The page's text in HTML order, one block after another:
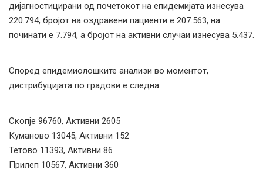
дијагностицирани од почетокот на епидемијата изнесува
220.794, бројот на оздравени пациенти е 207.563, на
починати е 7.794, а бројот на активни случаи изнесува 5.437.
Според епидемиолошките анализи во моментот,
дистрибуцијата по градови е следна:
Скопје 96760, Активни 2605
Куманово 13045, Активни 152
Тетово 11393, Активни 86
Прилеп 10567, Активни 360